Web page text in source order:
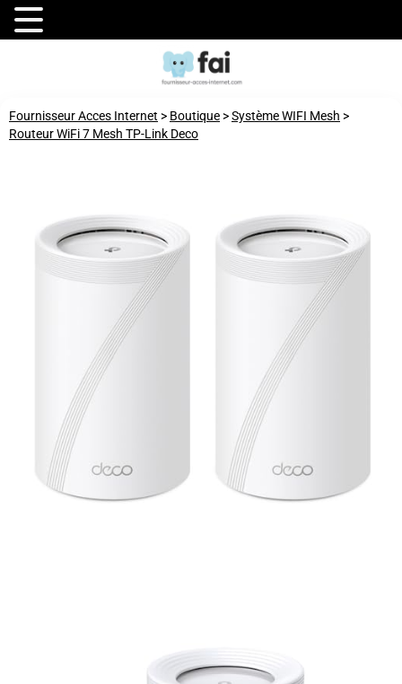
Fournisseur Acces Internet > Boutique >Système WIFI Mesh >
Routeur WiFi 7 Mesh TP-Link Deco